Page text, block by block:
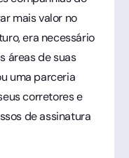
mais valor no
era necessário
áreas de suas
uma parceria
corretores e
de assinatura